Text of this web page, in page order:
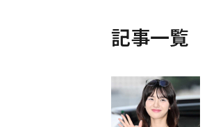
記事一覧